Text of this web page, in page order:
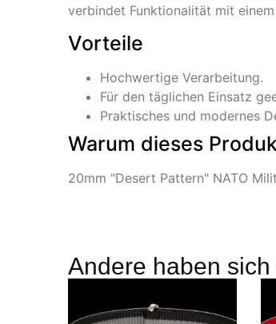
verbindet Funktionalität mit
Vorteile
Hochwertige Verarbeitung.
Für den täglichen Einsatz
Praktisches und modernes
Warum dieses
20mm "Desert Pattern" NATO
Andere haben